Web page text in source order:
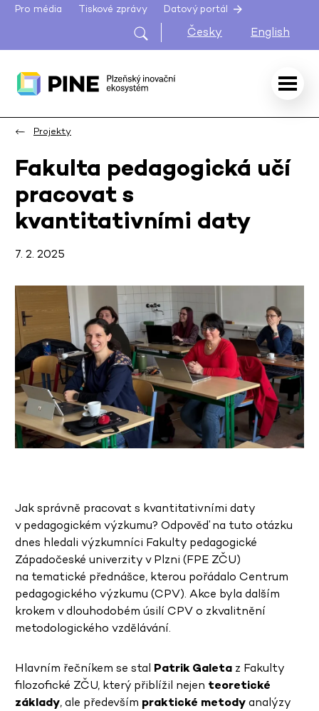
Pro média Tiskové zprávy Datový portál
Česky English
Projekty
Fakulta pedagogická učí
pracovat s
kvantitativními daty
7. 2. 2025
Jak správně pracovat s kvantitativními daty
v pedagogickém výzkumu? Odpověď na tuto otázku
dnes hledali výzkumníci Fakulty pedagogické
Západočeské univerzity v Plzni (FPE ZČU)
na tematické přednášce, kterou pořádalo Centrum
pedagogického výzkumu (CPV). Akce byla dalším
krokem v dlouhodobém úsilí CPV o zkvalitnění
metodologického vzdělávání.
Hlavním řečníkem se stal Patrik Galeta z Fakulty
filozofické ZČU, který přiblížil nejen teoretické
základy, ale především praktické metodyanalýzy